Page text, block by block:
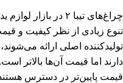
چراغ‌های تیبا ۲ در
تنوع زیادی از نظر کیفیت و
تولیدکننده اصلی ارائه
دارند اما قیمت آن‌ها بالاتر
قیمت پایین‌تر در دسترس